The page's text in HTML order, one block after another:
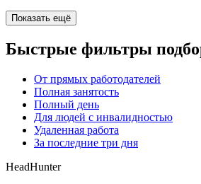
Показать ещё
Быстрые фильтры
От прямых работодателей
Полная занятость
Полный день
Для людей с инвалидностью
Удаленная работа
За последние три дня
HeadHunter